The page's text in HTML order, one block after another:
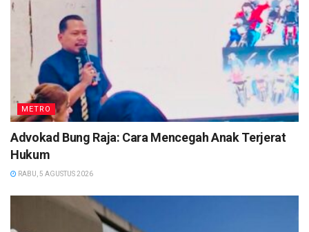
METRO
Advokad Bung Raja: Cara Mencegah Anak Terjerat
Hukum
RABU, 5 AGUSTUS 2026